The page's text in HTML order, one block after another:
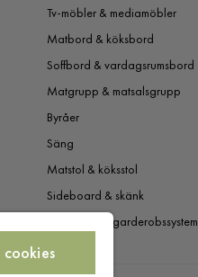
Tv-möbler & mediamöbler
Matbord & köksbord
Soffbord & vardagsrumsbord
Matgrupp & matsalsgrupp
Byråer
Säng
Matstol & köksstol
Sideboard & skänk
Garderob & garderobssystem